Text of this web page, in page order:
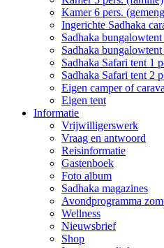
Kamer 6 pers.
Ingerichte Sadhaka
Sadhaka
Sadhaka
Sadhaka Safari tent 1
Sadhaka Safari tent 2
Eigen camper of
Eigen tent
Informatie
Vrijwilligerswerk
Vraag en antwoord
Reisinformatie
Gastenboek
Foto album
Sadhaka magazines
Avondprogramma
Wellness
Nieuwsbrief
Shop